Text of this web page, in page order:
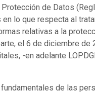
de Datos
lo que respecta al
relativas a la
el 6 de diciembre
-en adelante
de las